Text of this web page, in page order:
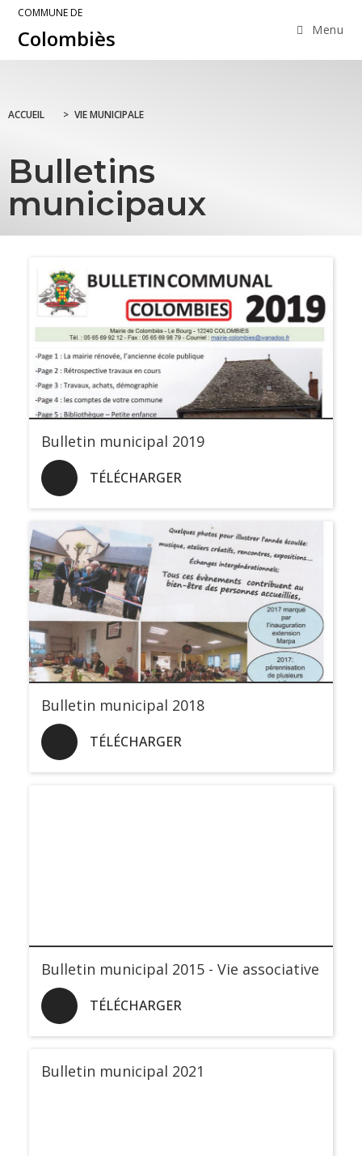
COMMUNE DE
Colombiès Menu
ACCUEIL > VIE MUNICIPALE
Bulletins
municipaux
Bulletin municipal 2019
TÉLÉCHARGER
Bulletin municipal 2018
TÉLÉCHARGER
Bulletin municipal 2015 - Vie associative
TÉLÉCHARGER
Bulletin municipal 2021